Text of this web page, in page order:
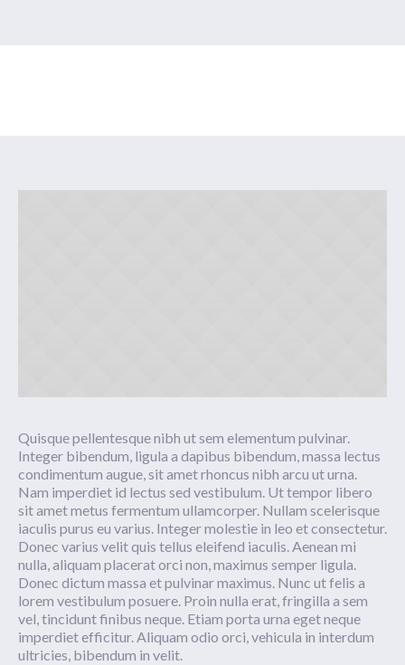
Quisque pellentesque nibh ut sem elementum pulvinar.
Integer bibendum, ligula a dapibus bibendum, massa lectus
condimentum augue, sit amet rhoncus nibh arcu ut urna.
Nam imperdiet id lectus sed vestibulum. Ut tempor libero
sit amet metus fermentum ullamcorper. Nullam scelerisque
iaculis purus eu varius. Integer molestie in leo et consectetur.
Donec varius velit quis tellus eleifend iaculis. Aenean mi
nulla, aliquam placerat orci non, maximus semper ligula.
Donec dictum massa et pulvinar maximus. Nunc ut felis a
lorem vestibulum posuere. Proin nulla erat, fringilla a sem
vel, tincidunt finibus neque. Etiam porta urna eget neque
imperdiet efficitur. Aliquam odio orci, vehicula in interdum
ultricies, bibendum in velit.